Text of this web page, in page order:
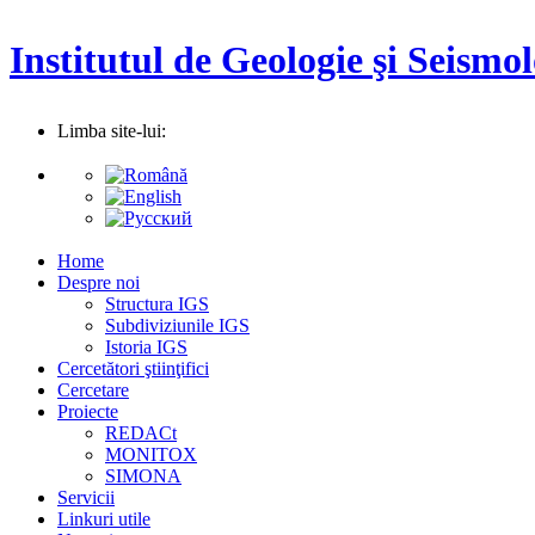
Institutul de Geologie şi
Limba site-lui:
Home
Despre noi
Structura IGS
Subdiviziunile IGS
Istoria IGS
Cercetători ştiinţifici
Cercetare
Proiecte
REDACt
MONITOX
SIMONA
Servicii
Linkuri utile